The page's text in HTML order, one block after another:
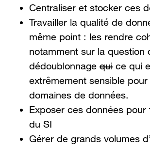
Centraliser et stocker ces
Travailler la qualité de
même point : les rendre
notamment sur la question
dédoublonnage qui ce qui
extrêmement sensible
domaines de données.
Exposer ces données pour
du SI
Gérer de grands volumes